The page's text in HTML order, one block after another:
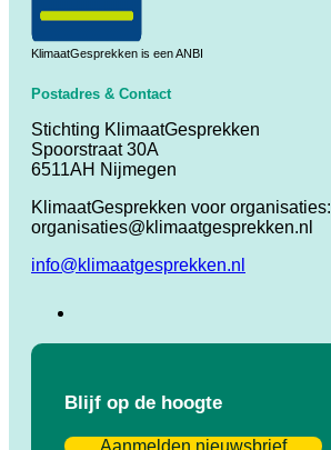
KlimaatGesprekken is een ANBI
Postadres & Contact
Stichting KlimaatGesprekken
Spoorstraat 30A
6511AH Nijmegen
KlimaatGesprekken voor organisaties:
organisaties@klimaatgesprekken.nl
info@klimaatgesprekken.nl
Blijf op de hoogte
Aanmelden nieuwsbrief